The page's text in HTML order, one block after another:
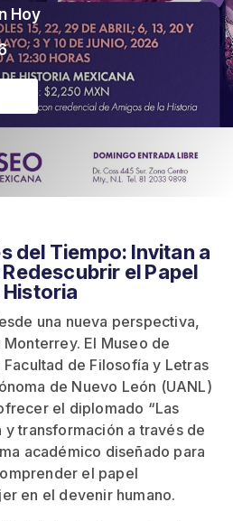
Hoy
del Tiempo: Invitan a
el Papel
Historia
una nueva perspectiva,
El Museo de
de Filosofía y Letras
de Nuevo León (UANL)
el diplomado “Las
y transformación a través de
académico diseñado para
el papel
en el devenir humano.